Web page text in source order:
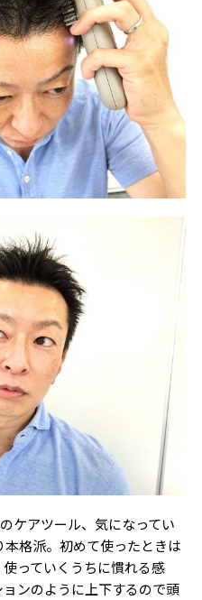
のケアツール、気になってい
格派。初めて使ったときは
っていくうちに慣れる感
ンのように上下するので頭